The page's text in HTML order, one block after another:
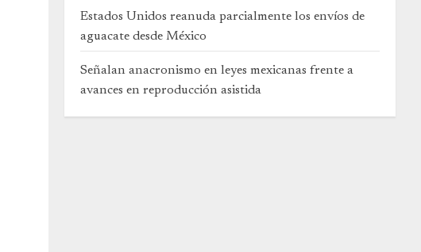
Estados Unidos reanuda parcialmente los envíos de
aguacate desde México
Señalan anacronismo en leyes mexicanas frente a
avances en reproducción asistida